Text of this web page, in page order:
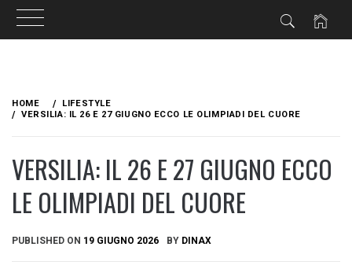
content
HOME
LIFESTYLE
VERSILIA: IL 26 E 27 GIUGNO ECCO LE OLIMPIADI DEL CUORE
VERSILIA: IL 26 E 27 GIUGNO ECCO
LE OLIMPIADI DEL CUORE
PUBLISHED ON 19 GIUGNO 2026 BY DINAX